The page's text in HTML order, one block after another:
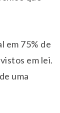
em 75% de
em lei.
uma